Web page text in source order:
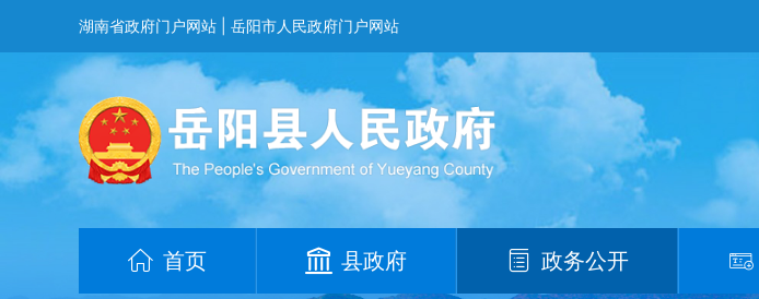
湖南省政府门户网站 岳阳市人民政府门户网站
首页 县政府 政务公开